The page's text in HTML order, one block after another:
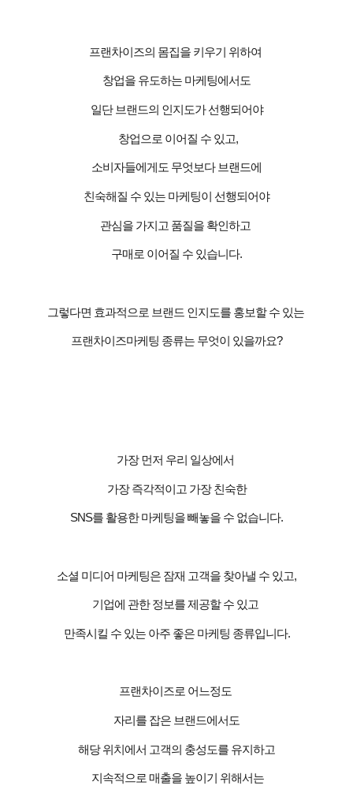
프랜차이즈의 몸집을 키우기 위하여
창업을 유도하는 마케팅에서도
일단 브랜드의 인지도가 선행되어야
창업으로 이어질 수 있고,
소비자들에게도 무엇보다 브랜드에
친숙해질 수 있는 마케팅이 선행되어야
관심을 가지고 품질을 확인하고
구매로 이어질 수 있습니다.
그렇다면 효과적으로 브랜드 인지도를 홍보할 수 있는
프랜차이즈마케팅 종류는 무엇이 있을까요?
가장 먼저 우리 일상에서
가장 즉각적이고 가장 친숙한
SNS를 활용한 마케팅을 빼놓을 수 없습니다.
소셜 미디어 마케팅은 잠재 고객을 찾아낼 수 있고,
기업에 관한 정보를 제공할 수 있고
만족시킬 수 있는 아주 좋은 마케팅 종류입니다.
프랜차이즈로 어느정도
자리를 잡은 브랜드에서도
해당 위치에서 고객의 충성도를 유지하고
지속적으로 매출을 높이기 위해서는